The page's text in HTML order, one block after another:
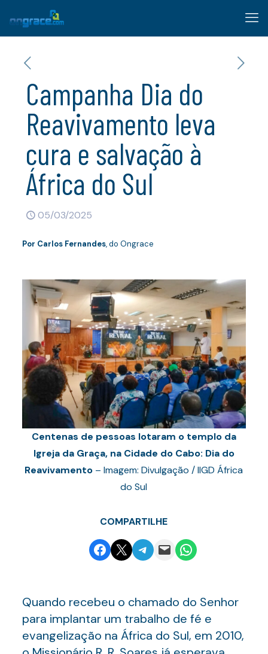
Campanha Dia do
Reavivamento leva
cura e salvação à
África do Sul
05/03/2025
Por Carlos Fernandes, do Ongrace
Centenas de pessoas lotaram o templo da
Igreja da Graça, na Cidade do Cabo: Dia do
Reavivamento – Imagem: Divulgação / IIGD África
do Sul
COMPARTILHE
Share on Facebook
Email this PageShare on Telegram
Email this PageShare on WhatsApp
Quando recebeu o chamado do Senhor
para implantar um trabalho de fé e
evangelização na África do Sul, em 2010,